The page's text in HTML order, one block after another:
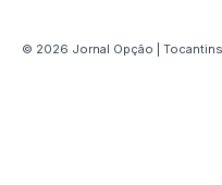
© 2026 Jornal Opção |